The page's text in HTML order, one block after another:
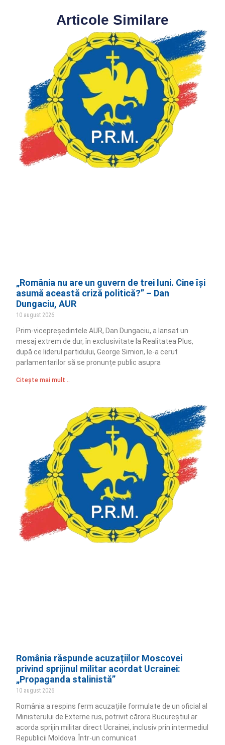
Articole Similare
„România nu are un guvern de trei luni. Cine își
asumă această criză politică?” – Dan
Dungaciu, AUR
10 august 2026
Prim‑vicepreședintele AUR, Dan Dungaciu, a lansat un
mesaj extrem de dur, în exclusivitate la Realitatea Plus,
după ce liderul partidului, George Simion, le‑a cerut
parlamentarilor să se pronunțe public asupra
Citește mai mult ..
România răspunde acuzațiilor Moscovei
privind sprijinul militar acordat Ucrainei:
„Propaganda stalinistă”
10 august 2026
România a respins ferm acuzațiile formulate de un oficial al
Ministerului de Externe rus, potrivit cărora Bucureștiul ar
acorda sprijin militar direct Ucrainei, inclusiv prin intermediul
Republicii Moldova. Într-un comunicat